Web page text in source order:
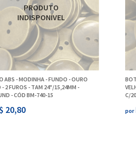
ABS - MODINHA - FUNDO - OURO
- 2 FUROS - TAM 24"/15,24MM -
- CÓD BM-740-15
20,80
C/
por